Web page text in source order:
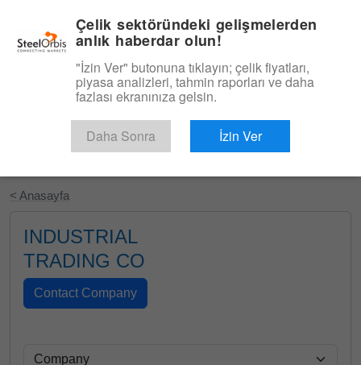
Ücretsiz Deneyin
< Anasayfa
INDUSTRIAL
TRADING CO
Çelik sektöründeki gelişmelerden
anlık haberdar olun!
"İzin Ver" butonuna tıklayın; çelik fiyatları,
piyasa analizleri, tahmin raporları ve daha
fazlası ekranınıza gelsin.
Daha Sonra İzin Ver